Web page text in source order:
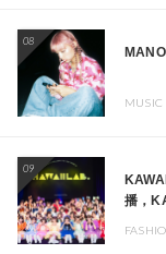
08
MUSIC
09
播，